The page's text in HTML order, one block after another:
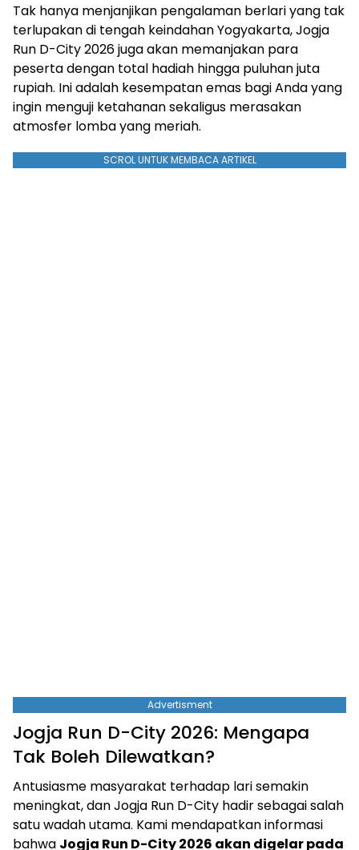
Tak hanya menjanjikan pengalaman berlari yang tak
terlupakan di tengah keindahan Yogyakarta, Jogja
Run D-City 2026 juga akan memanjakan para
peserta dengan total hadiah hingga puluhan juta
rupiah. Ini adalah kesempatan emas bagi Anda yang
ingin menguji ketahanan sekaligus merasakan
atmosfer lomba yang meriah.
SCROL UNTUK MEMBACA ARTIKEL
Advertisment
Jogja Run D-City 2026: Mengapa
Tak Boleh Dilewatkan?
Antusiasme masyarakat terhadap lari semakin
meningkat, dan Jogja Run D-City hadir sebagai salah
satu wadah utama. Kami mendapatkan informasi
bahwa Jogja Run D-City 2026 akan digelar pada